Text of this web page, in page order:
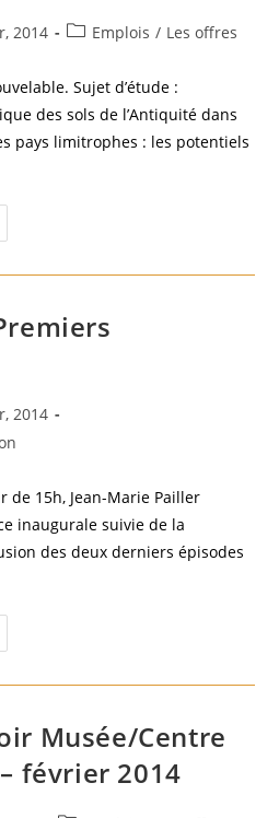
2014
PostEmplois / Les offres
Sujet d’étude :
des sols de l’Antiquité dans
pays limitrophes : les potentiels
2014
de 15h, Jean-Marie Pailler
inaugurale suivie de la
des deux derniers épisodes
Musée/Centre
février 2014